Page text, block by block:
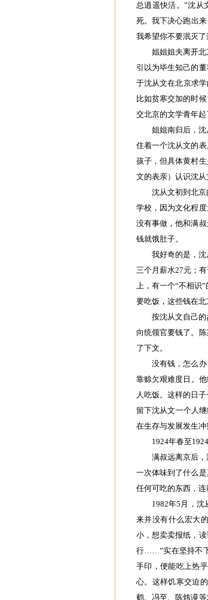
总逍遥快活。”沈从
死。我下决心跑出
我希望你不要泯灭
姐姐姐夫离开
引以为毕生知己的
于沈从文在北京求
比如贫寒交加的时
交北京的文学青年起
姐姐南归后，
住着一个沈从文的
孩子，但具体黄村
文的表亲）认识沈从
沈从文初到北
学校，因为文化程
没有事做，他和满
钱就饿肚子。
我好奇的是，
三个月薪水27元；
上，有一个“不相识
要吃饭，这些钱在北
按沈从文自己
向统领官要钱了。
了下文。
没有钱，怎么
靠赊欠艰难度日。
人吃饭。这样的日
留下沈从文一个人
在生存与发展发生冲
1924年春至
满叔远离京后
一次体味到了什么
任何可吃的东西，连
1982年5月，
来并没有什么宏大
小，想卖卖报纸，
行……”实在坚持不
手印，便能吃上热
心。这样饥寒交迫
鹤、冯至、陈炜谟